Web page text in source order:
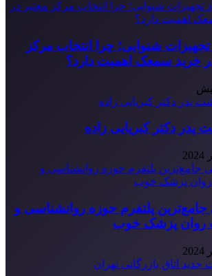
تجهیزات شنوایی؛ چرا انتخاب مرکز
خرید سمعک اهمیت دارد؟
پدر دکتر کبریایی زاده
پلتفرم حوزه روانشناسی و
روان پزشک خوب